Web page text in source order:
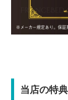
当店の特典